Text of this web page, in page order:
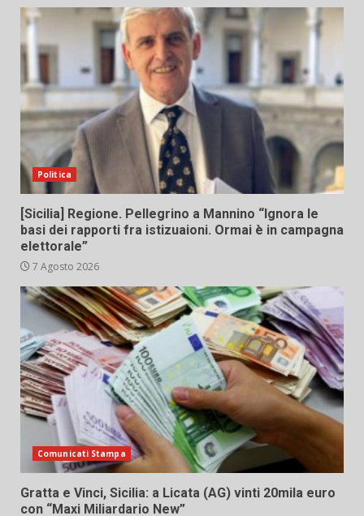
Politica
[Sicilia] Regione. Pellegrino a Mannino “Ignora le
basi dei rapporti fra istizuaioni. Ormai è in campagna
elettorale”
7 Agosto 2026
Comunicati Stampa
Gratta e Vinci, Sicilia: a Licata (AG) vinti 20mila euro
con “Maxi Miliardario New”